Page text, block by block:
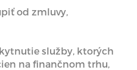
od zmluvy,
služby, ktorých
na finančnom trhu,